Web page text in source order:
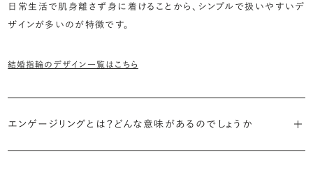
日常生活で肌身離さず身に着けることから、シンプルで扱いやすいデ
ザインが多いのが特徴です。
結婚指輪のデザイン一覧はこちら
エンゲージリングとは？どんな意味があるのでしょうか